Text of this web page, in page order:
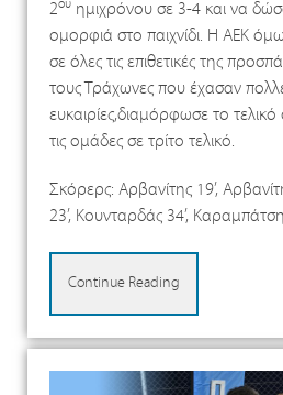
2ου ημιχρόνου σε 3-4 και να
ομορφιά στο παιχνίδι. Η ΑΕΚ
σε όλες τις επιθετικές της
τους Τράχωνες που έχασαν
ευκαιρίες,διαμόρφωσε το
τις ομάδες σε τρίτο τελικό.
Σκόρερς: Αρβανίτης 19’,
23’, Κουνταρδάς 34’,
Continue Reading